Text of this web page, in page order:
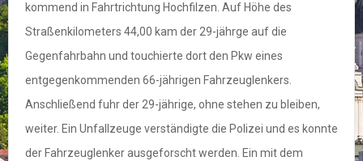
kommend in Fahrtrichtung Hochfilzen. Auf Höhe des
Straßenkilometers 44,00 kam der 29-jährge auf die
Gegenfahrbahn und touchierte dort den Pkw eines
entgegenkommenden 66-jährigen Fahrzeuglenkers.
Anschließend fuhr der 29-jährige, ohne stehen zu bleiben,
weiter. Ein Unfallzeuge verständigte die Polizei und es konnte
der Fahrzeuglenker ausgeforscht werden. Ein mit dem